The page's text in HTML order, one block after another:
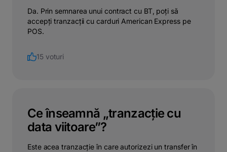
Da. Prin semnarea unui contract cu BT, poți să
accepți tranzacții cu carduri American Express pe
POS.
15 voturi
Ce înseamnă „tranzacție cu
data viitoare”?
Este acea tranzacție în care autorizezi un transfer în